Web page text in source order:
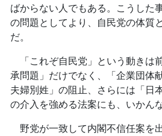
ばからない人でもある。こうした
の問題としてより、自民党の体質
だ。
「これぞ自民党」という動きは
承問題」だけでなく、「企業団体
夫婦別姓」の阻止、さらには「日
の介入を強める法案にも、いかん
野党が一致して内閣不信任案を